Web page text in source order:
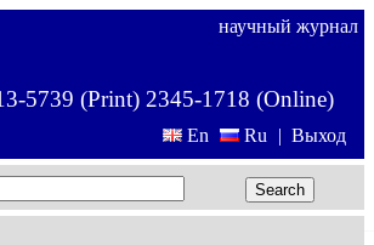
научный журнал
5739 (Print) 2345-1718 (Online)
Выход
En Ru |
Search